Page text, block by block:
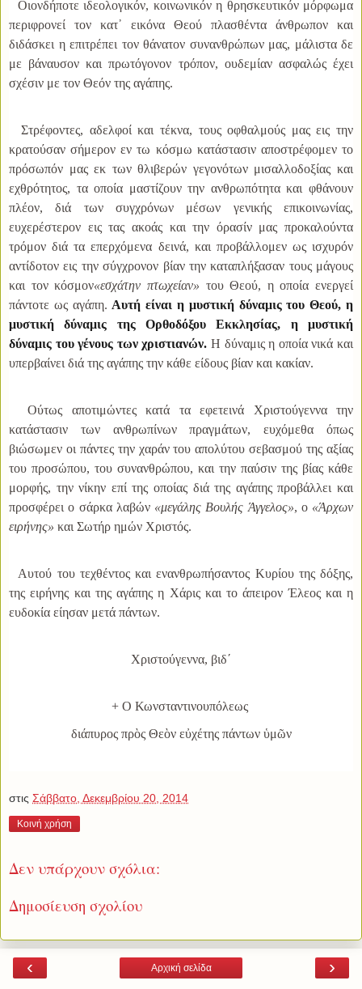
Οιονδήποτε ιδεολογικόν, κοινωνικόν η θρησκευτικόν μόρφωμα
περιφρονεί τον κατ᾿ εικόνα Θεού πλασθέντα άνθρωπον και
διδάσκει η επιτρέπει τον θάνατον συνανθρώπων μας, μάλιστα δε
με βάναυσον και πρωτόγονον τρόπον, ουδεμίαν ασφαλώς έχει
σχέσιν με τον Θεόν της αγάπης.
Στρέφοντες, αδελφοί και τέκνα, τους οφθαλμούς μας εις την
κρατούσαν σήμερον εν τω κόσμω κατάστασιν αποστρέφομεν το
πρόσωπόν μας εκ των θλιβερών γεγονότων μισαλλοδοξίας και
εχθρότητος, τα οποία μαστίζουν την ανθρωπότητα και φθάνουν
πλέον, διά των συγχρόνων μέσων γενικής επικοινωνίας,
ευχερέστερον εις τας ακοάς και την όρασίν μας προκαλούντα
τρόμον διά τα επερχόμενα δεινά, και προβάλλομεν ως ισχυρόν
αντίδοτον εις την σύγχρονον βίαν την καταπλήξασαν τους μάγους
και τον κόσμον«εσχάτην πτωχείαν» του Θεού, η οποία ενεργεί
πάντοτε ως αγάπη.Αυτή είναι η μυστική δύναμις του Θεού, η
μυστική δύναμις της Ορθοδόξου Εκκλησίας, η μυστική
δύναμις του γένους των χριστιανών. Η δύναμις η οποία νικά και
υπερβαίνει διά της αγάπης την κάθε είδους βίαν και κακίαν.
Ούτως αποτιμώντες κατά τα εφετεινά Χριστούγεννα την
κατάστασιν των ανθρωπίνων πραγμάτων, ευχόμεθα όπως
βιώσωμεν οι πάντες την χαράν του απολύτου σεβασμού της αξίας
του προσώπου, του συνανθρώπου, και την παύσιν της βίας κάθε
μορφής, την νίκην επί της οποίας διά της αγάπης προβάλλει και
προσφέρει ο σάρκα λαβών «μεγάλης Βουλής Άγγελος», ο «Άρχων
ειρήνης» και Σωτήρ ημών Χριστός.
Αυτού του τεχθέντος και ενανθρωπήσαντος Κυρίου της δόξης,
της ειρήνης και της αγάπης η Χάρις και το άπειρον Έλεος και η
ευδοκία είησαν μετά πάντων.
Χριστούγεννα, βιδ΄
+ Ο Κωνσταντινουπόλεως
διάπυρος πρὸς Θεὸν εὐχέτης πάντων ὑμῶν
στις Σάββατο, Δεκεμβρίου 20, 2014
Κοινή χρήση
Δεν υπάρχουν σχόλια:
Δημοσίευση σχολίου
‹ ›
Αρχική σελίδα